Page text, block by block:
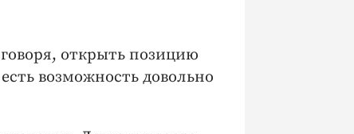
открыть позицию
возможность довольно